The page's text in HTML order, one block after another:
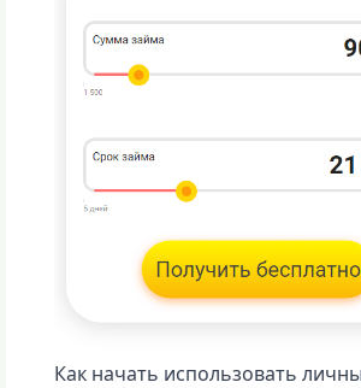
Как начать использовать